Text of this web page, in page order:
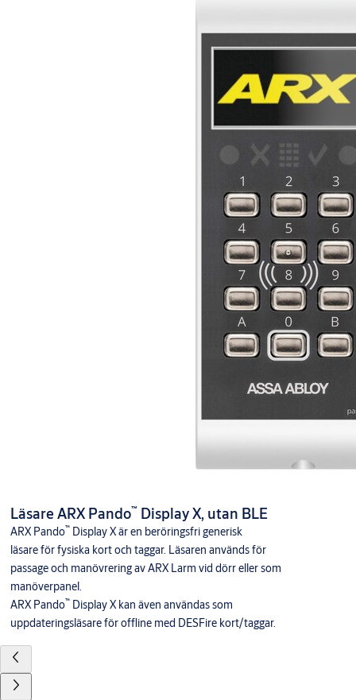
Läsare ARX Pando™Display X, utan BLE
ARX Pando™Display X är en beröringsfri generisk
läsare för fysiska kort och taggar. Läsaren används för
passage och manövrering av ARX Larm vid dörr eller som
manöverpanel.
ARX Pando™Display X kan även användas som
uppdateringsläsare för offline med DESFire kort/taggar.